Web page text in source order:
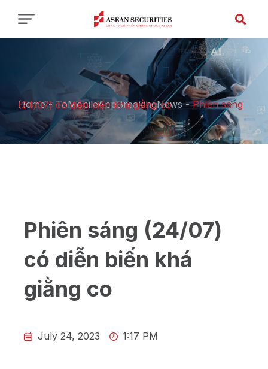
Home- ToMobileAppBreakingNews-
Phiên sáng (24/07) có diễn biến khá giằng co
Phiên sáng (24/07)
có diễn biến khá
giằng co
July 24, 2023 1:17 PM